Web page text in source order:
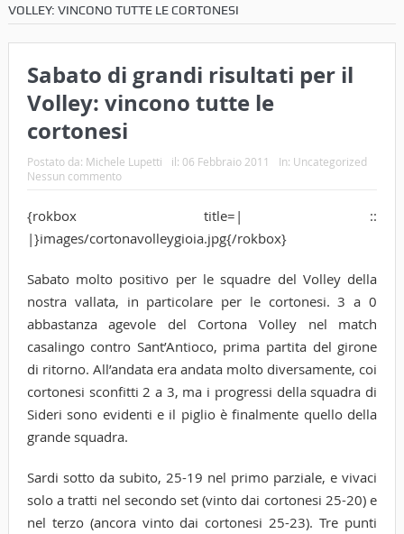
VOLLEY: VINCONO TUTTE LE CORTONESI
Sabato di grandi risultati per il
Volley: vincono tutte le
cortonesi
Postato da: Michele Lupetti il: 06 Febbraio 2011 In: Uncategorized
Nessun commento
{rokbox title=| ::
|}images/cortonavolleygioia.jpg{/rokbox}
Sabato molto positivo per le squadre del Volley della
nostra vallata, in particolare per le cortonesi. 3 a 0
abbastanza agevole del Cortona Volley nel match
casalingo contro Sant’Antioco, prima partita del girone
di ritorno. All’andata era andata molto diversamente, coi
cortonesi sconfitti 2 a 3, ma i progressi della squadra di
Sideri sono evidenti e il piglio è finalmente quello della
grande squadra.
Sardi sotto da subito, 25-19 nel primo parziale, e vivaci
solo a tratti nel secondo set (vinto dai cortonesi 25-20) e
nel terzo (ancora vinto dai cortonesi 25-23). Tre punti